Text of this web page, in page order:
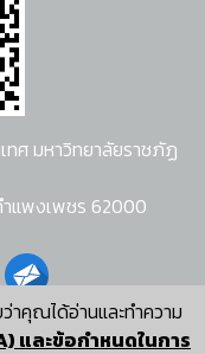
าคุณได้อ่านและทำความ
และข้อกำหนดในการ
ทศ มหาวิทยาลัยราชภัฏ
ำแพงเพชร 62000
ผกา